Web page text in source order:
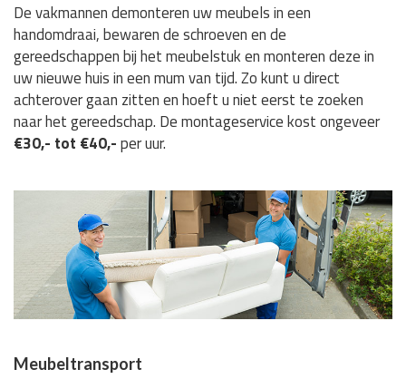
De vakmannen demonteren uw meubels in een
handomdraai, bewaren de schroeven en de
gereedschappen bij het meubelstuk en monteren deze in
uw nieuwe huis in een mum van tijd. Zo kunt u direct
achterover gaan zitten en hoeft u niet eerst te zoeken
naar het gereedschap. De montageservice kost ongeveer
€30,- tot €40,-per uur.
Meubeltransport